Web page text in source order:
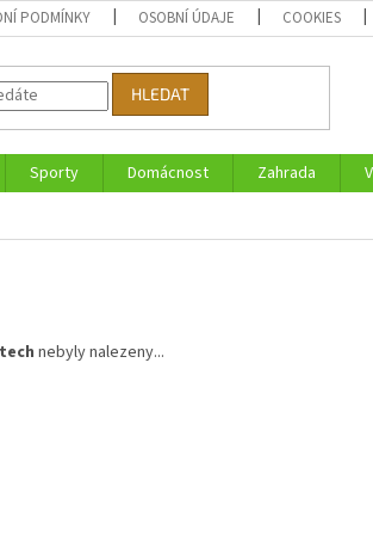
PODMÍNKY OSOBNÍ ÚDAJE COOKIES
HLEDAT
Sporty Domácnost Zahrada
nebyly nalezeny...